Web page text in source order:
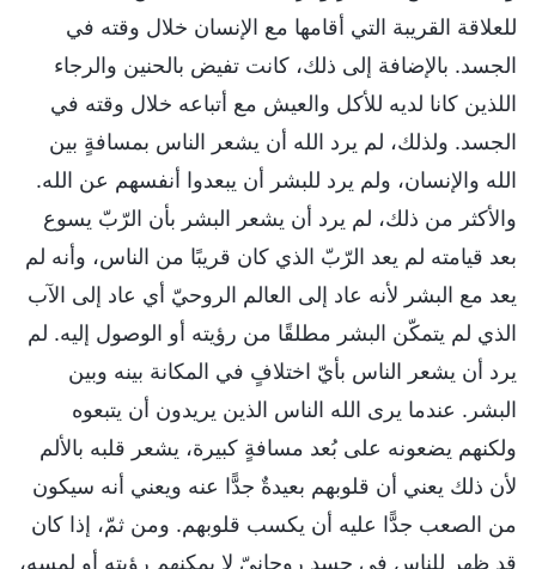
للعلاقة القريبة التي أقامها مع الإنسان خلال وقته في
الجسد. بالإضافة إلى ذلك، كانت تفيض بالحنين والرجاء
اللذين كانا لديه للأكل والعيش مع أتباعه خلال وقته في
الجسد. ولذلك، لم يرد الله أن يشعر الناس بمسافةٍ بين
الله والإنسان، ولم يرد للبشر أن يبعدوا أنفسهم عن الله.
والأكثر من ذلك، لم يرد أن يشعر البشر بأن الرّبّ يسوع
بعد قيامته لم يعد الرّبّ الذي كان قريبًا من الناس، وأنه لم
يعد مع البشر لأنه عاد إلى العالم الروحيّ أي عاد إلى الآب
الذي لم يتمكّن البشر مطلقًا من رؤيته أو الوصول إليه. لم
يرد أن يشعر الناس بأيّ اختلافٍ في المكانة بينه وبين
البشر. عندما يرى الله الناس الذين يريدون أن يتبعوه
ولكنهم يضعونه على بُعد مسافةٍ كبيرة، يشعر قلبه بالألم
لأن ذلك يعني أن قلوبهم بعيدةٌ جدًّا عنه ويعني أنه سيكون
من الصعب جدًّا عليه أن يكسب قلوبهم. ومن ثمّ، إذا كان
قد ظهر للناس في جسدٍ روحانيّ لا يمكنهم رؤيته أو لمسه،